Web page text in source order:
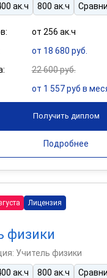
ак.ч 800 ак.ч
от 256 ак.ч
от 18 680 руб.
22 600 руб.
от 1 557 руб в
Получить диплом
Подробнее
Лицензия
физики
Учитель физики
ак.ч 800 ак.ч